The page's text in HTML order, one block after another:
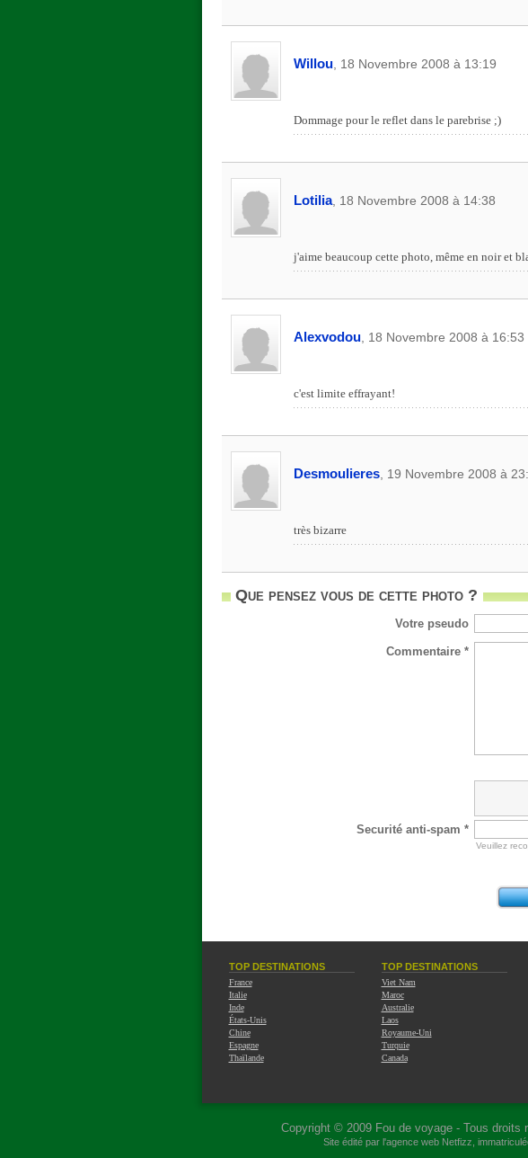
Willou, 18 Novembre 2008 à 13:19
Dommage pour le reflet dans le parebrise ;)
Lotilia, 18 Novembre 2008 à 14:38
j'aime beaucoup cette photo, même en noir et
Alexvodou, 18 Novembre 2008 à 16:53
c'est limite effrayant!
Desmoulieres, 19 Novembre 2008 à
très bizarre
Que pensez vous de cette photo ?
Votre pseudo
Commentaire *
Securité anti-spam *
Veuillez
TOP DESTINATIONS
France
Italie
Inde
États-Unis
Chine
Espagne
Thaïlande
TOP DESTINATIONS
Viet Nam
Maroc
Australie
Laos
Royaume-Uni
Turquie
Canada
Copyright © 2009 Fou de voyage- Tous droits
Site édité par l'agence web Netfizz ,